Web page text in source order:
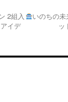
2組入
イデ
いのちの
ッ